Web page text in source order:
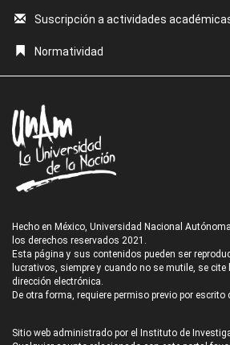
Suscripción a actividades
Normatividad
Hecho en México, Universidad Nacional
los derechos reservados 2021.
Esta página y sus contenidos pueden ser
lucrativos, siempre y cuando no se mutile, se
dirección electrónica.
De otra forma, requiere permiso previo por
Sitio web administrado por el Instituto de